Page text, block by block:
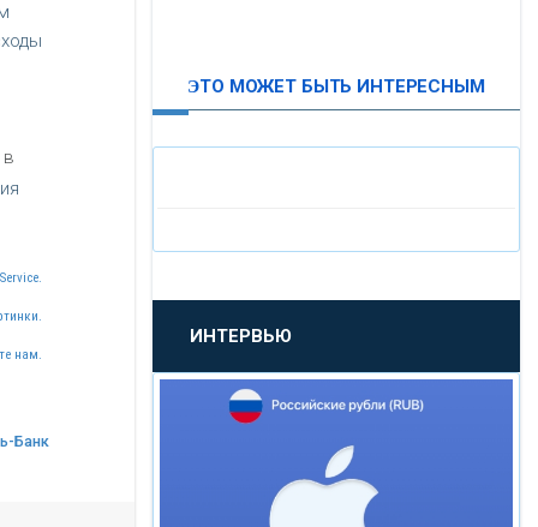
нам.
Банк
«ПРОМСВЯЗЬБАНК»
«НОВИКОМБАНК»
«СМП БАНК»
ЭТО МОЖЕТ БЫТЬ ИНТЕРЕСНЫМ
ИНТЕРВЬЮ